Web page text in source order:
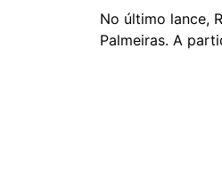
No último lance,
Palmeiras. A